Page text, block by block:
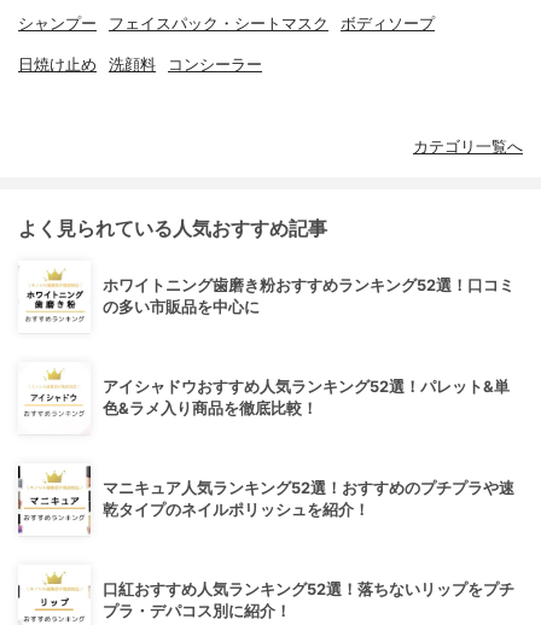
シャンプー フェイスパック・シートマスク ボディソープ
日焼け止め 洗顔料 コンシーラー
カテゴリ一覧へ
よく見られている人気おすすめ記事
ホワイトニング歯磨き粉おすすめランキング52選！口コミ
の多い市販品を中心に
アイシャドウおすすめ人気ランキング52選！パレット&単
色&ラメ入り商品を徹底比較！
マニキュア人気ランキング52選！おすすめのプチプラや速
乾タイプのネイルポリッシュを紹介！
口紅おすすめ人気ランキング52選！落ちないリップをプチ
プラ・デパコス別に紹介！